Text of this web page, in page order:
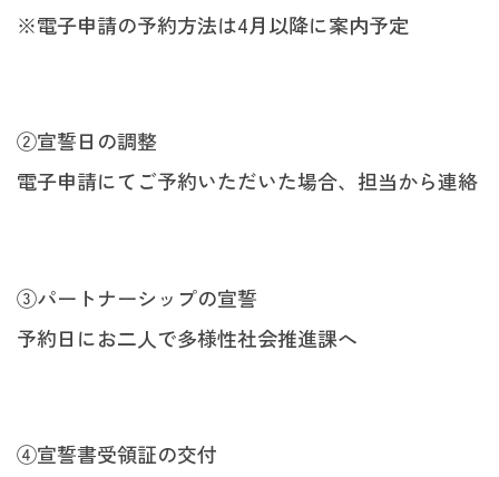
※電子申請の予約方法は4月以降に案内予定
②宣誓日の調整
電子申請にてご予約いただいた場合、担当から連絡
③パートナーシップの宣誓
予約日にお二人で多様性社会推進課へ
④宣誓書受領証の交付